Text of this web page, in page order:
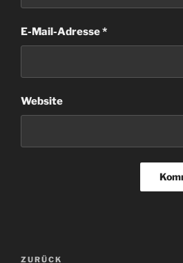
E-Mail-Adresse*
Website
Beitragsnavigation
ZURÜCK